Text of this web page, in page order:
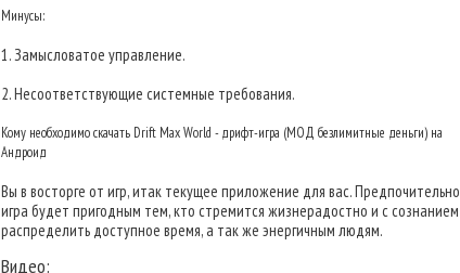
Минусы:
1. Замысловатое управление.
2. Несоответствующие системные требования.
Кому необходимо скачать Drift Max World - дрифт-игра (МОД безлимитные деньги) на
Андроид
Вы в восторге от игр, итак текущее приложение для вас. Предпочительно
игра будет пригодным тем, кто стремится жизнерадостно и с сознанием
распределить доступное время, а так же энергичным людям.
Видео: